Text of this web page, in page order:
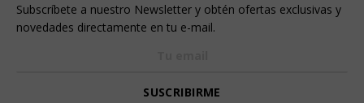
Subscríbete a nuestro Newsletter y obtén ofertas exclusivas y
novedades directamente en tu e-mail.